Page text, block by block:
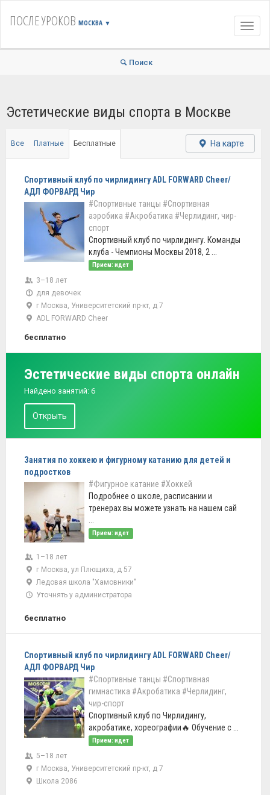
ПОСЛЕ УРОКОВ МОСКВА ▼
Поиск
Эстетические виды спорта в Москве
Все Платные Бесплатные На карте
Спортивный клуб по чирлидингу ADL FORWARD Cheer/
АДЛ ФОРВАРД Чир
#Спортивные танцы #Спортивная
аэробика #Акробатика #Черлидинг, чир-
спорт
Спортивный клуб по чирлидингу. Команды
клуба - Чемпионы Москвы 2018, 2 ...
Прием: идет
3–18 лет
для девочек
г Москва, Университетский пр-кт, д 7
ADL FORWARD Cheer
бесплатно
Эстетические виды спорта онлайн
Найдено занятий: 6
Открыть
Занятия по хоккею и фигурному катанию для детей и
подростков
#Фигурное катание #Хоккей
Подробнее о школе, расписании и
тренерах вы можете узнать на нашем сай
Прием: идет
1–18 лет
г Москва, ул Плющиха, д 57
Ледовая школа "Хамовники"
Уточнять у администратора
бесплатно
Спортивный клуб по чирлидингу ADL FORWARD Cheer/
АДЛ ФОРВАРД Чир
#Спортивные танцы #Спортивная
гимнастика #Акробатика #Черлидинг,
чир-спорт
Спортивный клуб по Чирлидингу,
акробатике, хореографии🔥 Обучение с ...
Прием: идет
5–18 лет
г Москва, Университетский пр-кт, д 7
Школа 2086